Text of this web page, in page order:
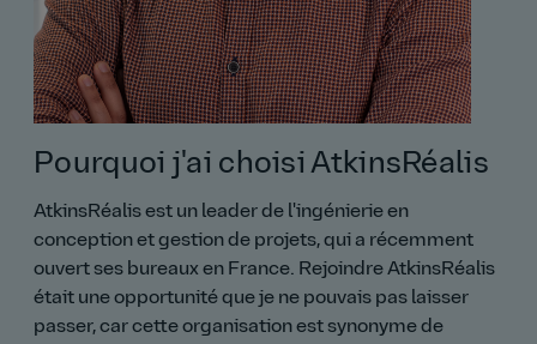
Pourquoi j'ai choisi AtkinsRéalis
AtkinsRéalis est un leader de l'ingénierie en
conception et gestion de projets, qui a récemment
ouvert ses bureaux en France. Rejoindre AtkinsRéalis
était une opportunité que je ne pouvais pas laisser
passer, car cette organisation est synonyme de